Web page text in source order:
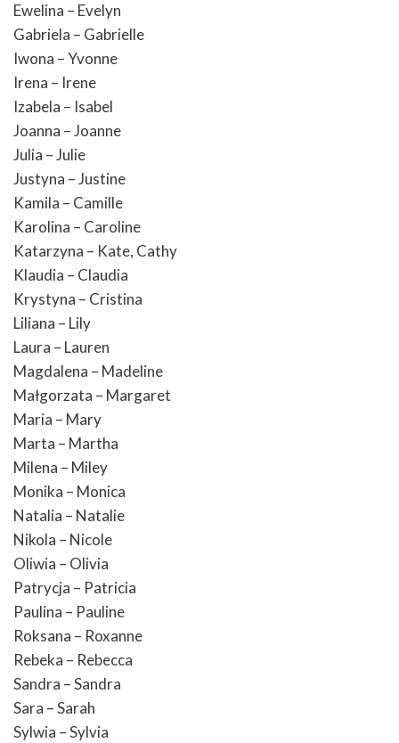
Ewelina – Evelyn
Gabriela – Gabrielle
Iwona – Yvonne
Irena – Irene
Izabela – Isabel
Joanna – Joanne
Julia – Julie
Justyna – Justine
Kamila – Camille
Karolina – Caroline
Katarzyna – Kate, Cathy
Klaudia – Claudia
Krystyna – Cristina
Liliana – Lily
Laura – Lauren
Magdalena – Madeline
Małgorzata – Margaret
Maria – Mary
Marta – Martha
Milena – Miley
Monika – Monica
Natalia – Natalie
Nikola – Nicole
Oliwia – Olivia
Patrycja – Patricia
Paulina – Pauline
Roksana – Roxanne
Rebeka – Rebecca
Sandra – Sandra
Sara – Sarah
Sylwia – Sylvia